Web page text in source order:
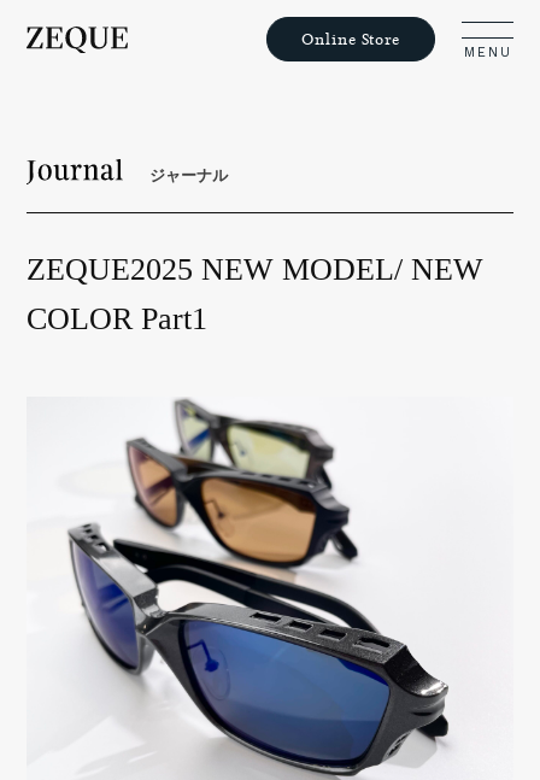
Online Store
MENU
Philosophy
Lens Guide
Voices
Journal
Shop List
Support
Recruit
ジャーナル
ZEQUE2025 NEW MODEL/ NEW
COLOR Part1